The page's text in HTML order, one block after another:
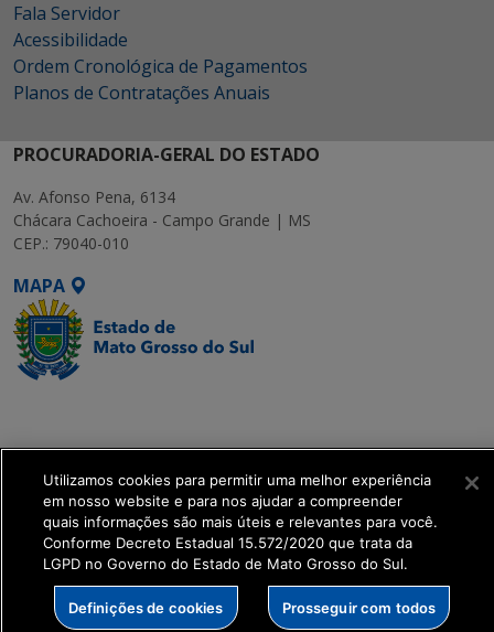
Fala Servidor
Acessibilidade
Ordem Cronológica de Pagamentos
Planos de Contratações Anuais
PROCURADORIA-GERAL DO ESTADO
Av. Afonso Pena, 6134
Chácara Cachoeira - Campo Grande | MS
CEP.: 79040-010
MAPA
get_footer();
Utilizamos cookies para permitir uma melhor experiência
em nosso website e para nos ajudar a compreender
quais informações são mais úteis e relevantes para você.
Conforme Decreto Estadual 15.572/2020 que trata da
LGPD no Governo do Estado de Mato Grosso do Sul.
Definições de cookies Prosseguir com todos